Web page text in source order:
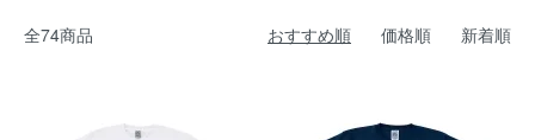
全74商品 おすすめ順 価格順 新着順